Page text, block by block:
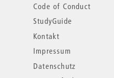
Code of Conduct
StudyGuide
Kontakt
Impressum
Datenschutz